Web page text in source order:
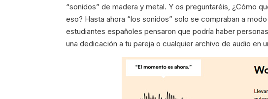
“sonidos” de madera y metal. Y os preguntaréis, ¿Cómo
eso? Hasta ahora “los sonidos” solo se compraban a
estudiantes españoles pensaron que podría haber
una dedicación a tu pareja o cualquier archivo de audio en